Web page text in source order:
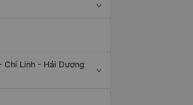
Chí Linh - Hải Dương